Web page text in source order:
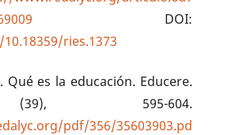
DOI:
ries.1373
Qué es la educación. Educere.
595-604.
pdf/356/35603903.pd